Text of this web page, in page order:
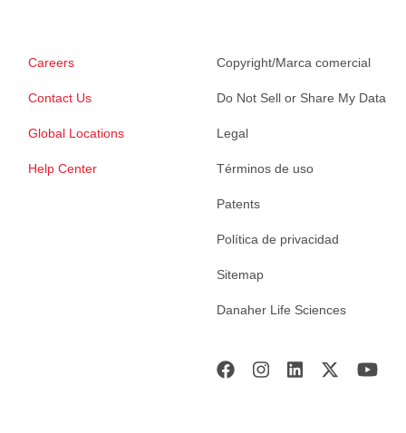
Careers
Contact Us
Global Locations
Help Center
Copyright/Marca comercial
Do Not Sell or Share My Data
Legal
Términos de uso
Patents
Política de privacidad
Sitemap
Danaher Life Sciences